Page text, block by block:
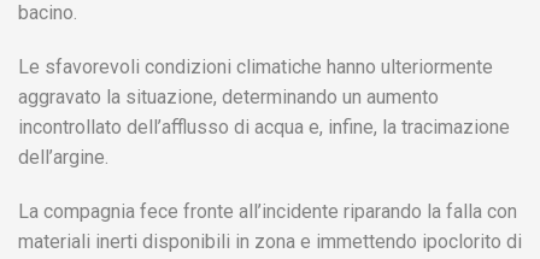
bacino.
Le sfavorevoli condizioni climatiche hanno ulteriormente
aggravato la situazione, determinando un aumento
incontrollato dell’afflusso di acqua e, infine, la tracimazione
dell’argine.
La compagnia fece fronte all’incidente riparando la falla con
materiali inerti disponibili in zona e immettendo ipoclorito di